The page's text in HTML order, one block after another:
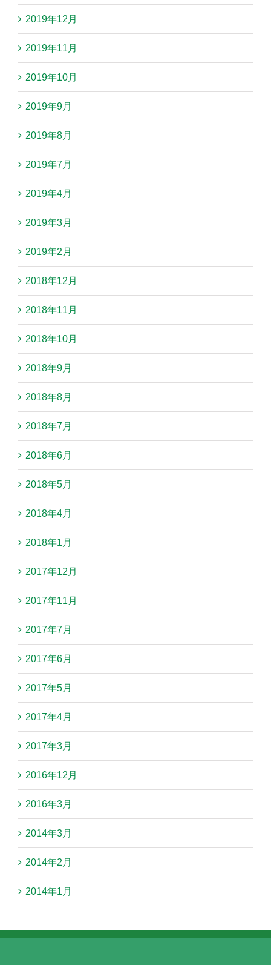
2019年12月
2019年11月
2019年10月
2019年9月
2019年8月
2019年7月
2019年4月
2019年3月
2019年2月
2018年12月
2018年11月
2018年10月
2018年9月
2018年8月
2018年7月
2018年6月
2018年5月
2018年4月
2018年1月
2017年12月
2017年11月
2017年7月
2017年6月
2017年5月
2017年4月
2017年3月
2016年12月
2016年3月
2014年3月
2014年2月
2014年1月